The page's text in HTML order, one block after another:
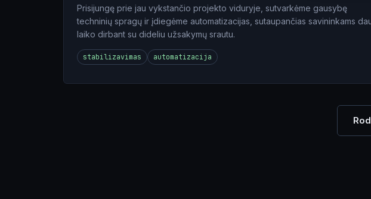
Prisijungę prie jau vykstančio projekto viduryje, sutvarkėme gausybę
techninių spragų ir įdiegėme automatizacijas, sutaupančias savininkams
laiko dirbant su dideliu užsakymų srautu.
stabilizavimas automatizacija